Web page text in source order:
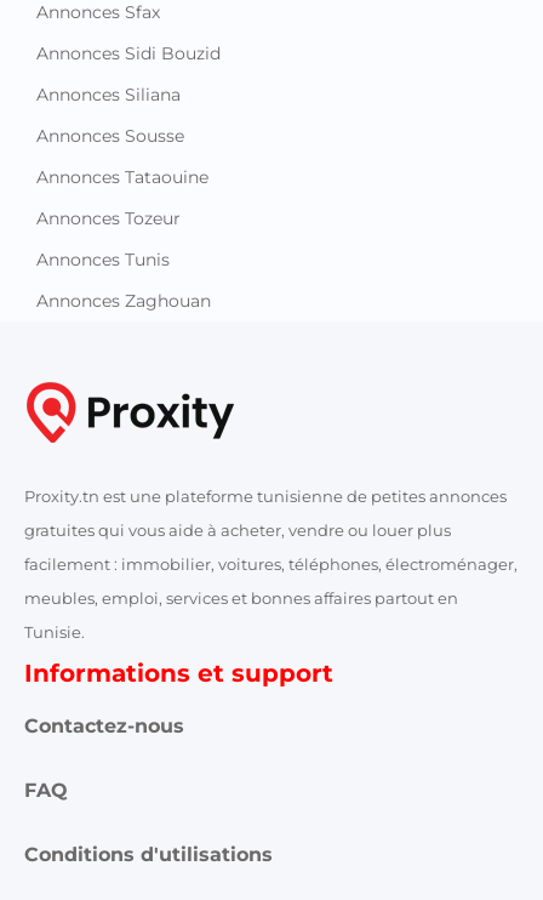
Annonces Sfax
Annonces Sidi Bouzid
Annonces Siliana
Annonces Sousse
Annonces Tataouine
Annonces Tozeur
Annonces Tunis
Annonces Zaghouan
Proxity.tn est une plateforme tunisienne de petites annonces
gratuites qui vous aide à acheter, vendre ou louer plus
facilement : immobilier, voitures, téléphones, électroménager,
meubles, emploi, services et bonnes affaires partout en
Tunisie.
Informations et support
Contactez-nous
FAQ
Conditions d'utilisations